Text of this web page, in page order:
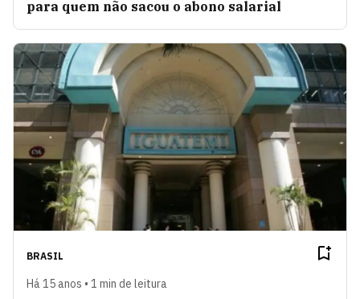
para quem não sacou o abono salarial
BRASIL
Há 15 anos • 1 min de leitura